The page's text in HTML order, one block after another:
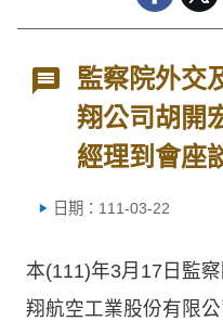
監察院外交
翔公司胡開
經理到會座
日期：111-03-22
本(111)年3月17日監
翔航空工業股份有限